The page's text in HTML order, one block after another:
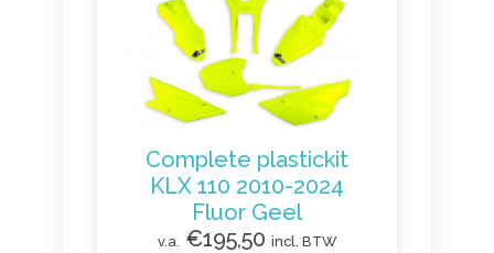
Complete plastickit
KLX 110 2010-2024
Fluor Geel
v.a. €195,50 incl. BTW